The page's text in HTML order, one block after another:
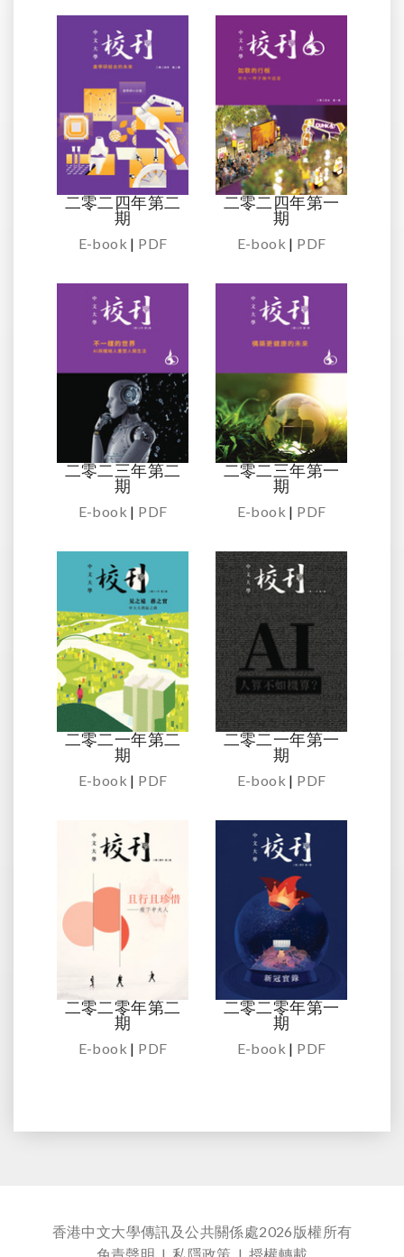
二零二四年第二
期
E-book | PDF
二零二四年第一
期
E-book | PDF
二零二三年第二
期
E-book | PDF
二零二三年第一
期
E-book | PDF
二零二一年第二
期
E-book | PDF
二零二一年第一
期
E-book | PDF
二零二零年第二
期
E-book | PDF
二零二零年第一
期
E-book | PDF
香港中文大學傳訊及公共關係處2026版權所有